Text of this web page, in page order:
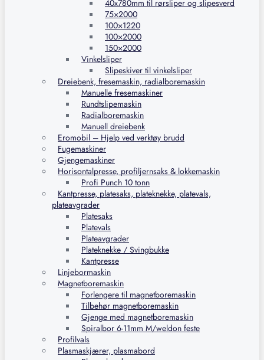
40x780mm til rørsliper og slipesverd
75×2000
100×1220
100×2000
150×2000
Vinkelsliper
Slipeskiver til vinkelsliper
Dreiebenk, fresemaskin, radialboremaskin
Manuelle fresemaskiner
Rundtslipemaskin
Radialboremaskin
Manuell dreiebenk
Eromobil – Hjelp ved verktøy brudd
Fugemaskiner
Gjengemaskiner
Horisontalpresse, profiljernsaks & lokkemaskin
Profi Punch 10 tonn
Kantpresse, platesaks, plateknekke, platevals,
plateavgrader
Platesaks
Platevals
Plateavgrader
Plateknekke / Svingbukke
Kantpresse
Linjebormaskin
Magnetboremaskin
Forlengere til magnetboremaskin
Tilbehør magnetboremaskin
Gjenge med magnetboremaskin
Spiralbor 6-11mm M/weldon feste
Profilvals
Plasmaskjærer, plasmabord